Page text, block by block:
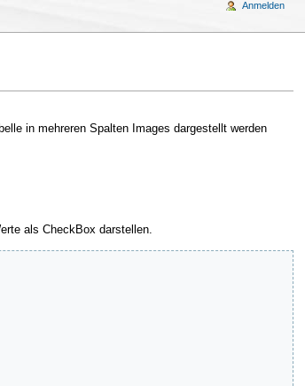
in mehreren Spalten Images dargestellt werden
als CheckBox darstellen.
Anmelden